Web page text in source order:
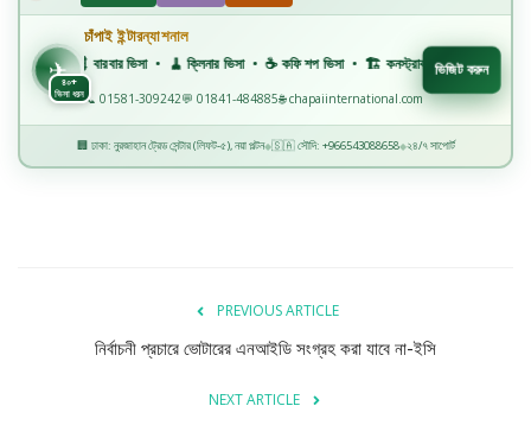
রাজনীতি
✈৪০+
ভিসা ধরন
চাঁপাই ইন্টারন্যাশনাল
💈 বারবার ভিসা • 🧹 ক্লিনার ভিসা • ☕ কফি শপ ভিসা • 🏗️ কনস্ট্রাকশন ভিসা • 🏭 ফ্যাক্টরি
📞 01581-309242💬 01841-484885🌐 chapaiinternational.com
ভিজিট করুন
🏢 ঢাকা: নুরজাহান ট্রেড সেন্টার (লিফট-৫), নয়া পল্টন◆🇸🇦 সৌদি: +966543088658◆২৪/৭ সাপোর্ট
✈️
PREVIOUS ARTICLE
নির্বাচনী প্রচারে ভোটারের এনআইডি সংগ্রহ করা যাবে না-ইসি
NEXT ARTICLE